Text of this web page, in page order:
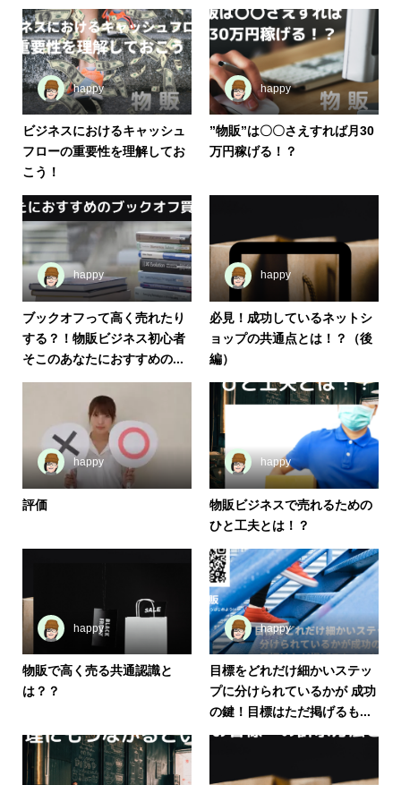
happy
ビジネスにおけるキャッシュ
フローの重要性を理解してお
こう！
happy
”物販”は〇〇さえすれば月30
万円稼げる！？
happy
ブックオフって高く売れたり
する？！物販ビジネス初心者
そこのあなたにおすすめの...
happy
必見！成功しているネットシ
ョップの共通点とは！？（後
編）
happy
評価
happy
物販ビジネスで売れるための
ひと工夫とは！？
happy
物販で高く売る共通認識と
は？？
happy
目標をどれだけ細かいステッ
プに分けられているかが 成功
の鍵！目標はただ掲げるも...